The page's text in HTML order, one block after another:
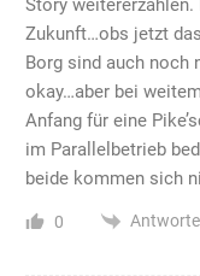
Story
Zukunft…obs jetzt
Borg sind auch noch
okay…aber bei
Anfang für eine
im Parallelbetrieb
beide kommen sich
0